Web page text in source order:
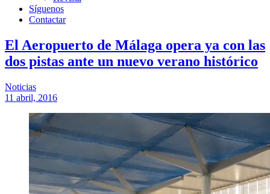
Síguenos
Contactar
El Aeropuerto de Málaga opera ya con las
dos pistas ante un nuevo verano histórico
Noticias
11 abril, 2016